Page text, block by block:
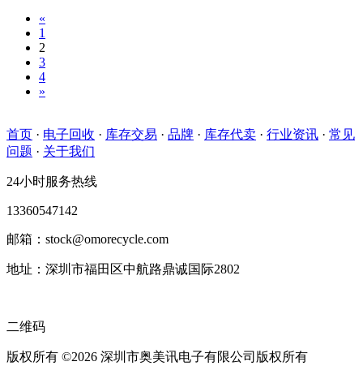
«
1
2
3
4
»
首页 · 电子回收 · 库存交易 · 品牌 · 库存代卖 · 行业资讯 · 常见
问题 · 关于我们
24小时服务热线
13360547142
邮箱：stock@omorecycle.com
地址：深圳市福田区中航路鼎诚国际2802
二维码
版权所有 ©2026 深圳市奥美讯电子有限公司版权所有